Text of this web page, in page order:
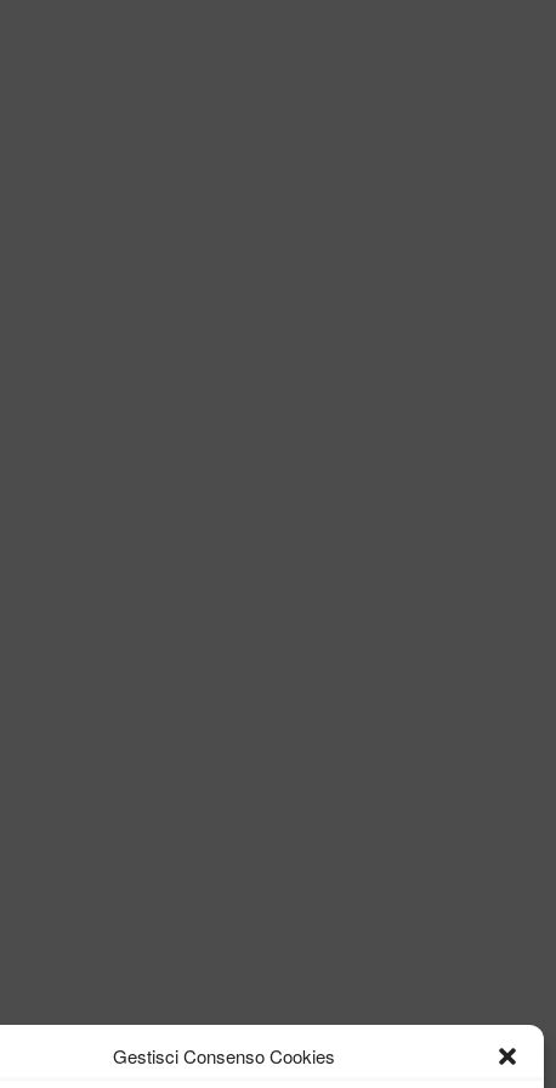
Gestisci Consenso Cookies